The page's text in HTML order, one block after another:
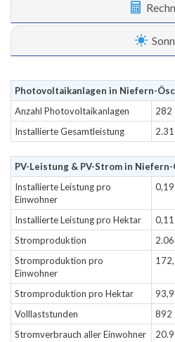
Photovoltaikanlagen in Niefern-
Anzahl Photovoltaikanlagen
282
Installierte Gesamtleistung
PV-Leistung & PV-Strom in
Installierte Leistung pro
Einwohner
Installierte Leistung pro Hektar
Stromproduktion
Stromproduktion pro
Einwohner
Stromproduktion pro Hektar
Volllaststunden
892
Stromverbrauch aller Einwohner